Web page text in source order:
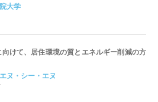
大学
けて、居住環境の質とエネルギー削減の方
ヌ・シー・エヌ